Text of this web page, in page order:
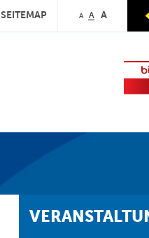
SEITEMAP A A A